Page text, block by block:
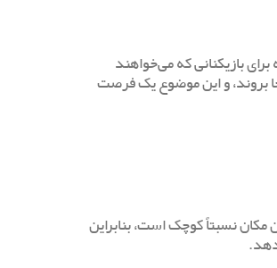
بازیکنانی که می‌خواهند
بروند، و این موضوع یک فرصت
مکان نسبتاً کوچک است، بنابراین